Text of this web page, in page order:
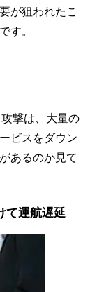
が狙われたこ
す。
撃は、大量の
ビスをダウン
あるのか見て
て運航遅延